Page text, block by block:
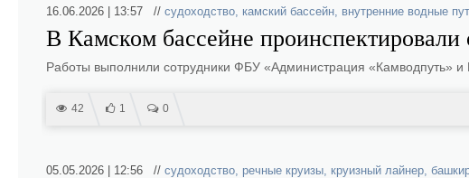
16.06.2026 | 13:57 // судоходство, камский бассейн, внутренние водные
В Камском бассейне
Работы выполнили сотрудники ФБУ «Администрация «Камводпуть» и
42 1 0
05.05.2026 | 12:56 // судоходство, речные круизы, круизный лайнер,